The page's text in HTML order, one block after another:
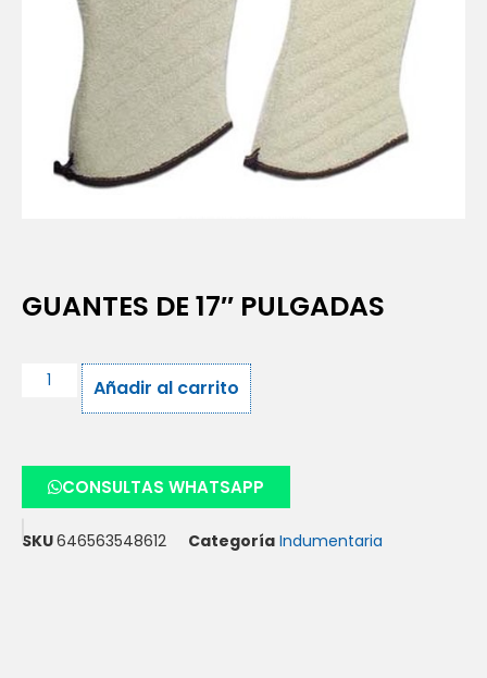
GUANTES DE 17″ PULGADAS
Añadir al carrito
CONSULTAS WHATSAPP
SKU646563548612 Categoría Indumentaria